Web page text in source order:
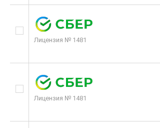
Лицензия № 1481
Лицензия № 1481